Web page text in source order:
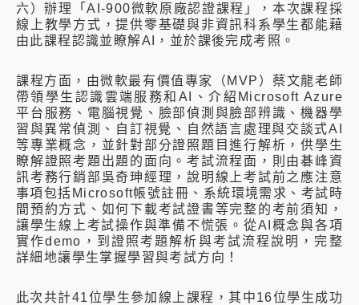
六）辦理「AI-900微軟原廠認證課程」，本次課程採
線上教學方式，提供零基礎與非資訊科系學生都能藉
由此課程認識並瞭解AI，並於課後完成考照。
課程方面，由微軟最有價值專家（MVP）蔡文龍老師
帶領學生認識雲端服務和AI、介紹Microsoft Azure
平台服務、電腦視覺、臉部偵測與臉部辨識、機器學
習與異常偵測、自訂視覺、自然語言處理與交談式AI
等專業概念，並針對部分證照題目進行解析，供學生
瞭解證照考題出題的面向。考試流程面，則由碁峰資
訊考務行銷部吳奇珅經理，說明線上考試前之應注意
事項包括Microsoft帳號註冊、系統環境需求、考試時
間預約方式、如何下載考試證書等完整的考前須知，
讓學生線上考試操作與準備不慌張。從AI概念與各項
實作demo，到證照考題解析與考試流程說明，完整
詳細地讓學生掌握學習與考試方向！
此次共計41位學生參加線上課程，其中16位學生成功